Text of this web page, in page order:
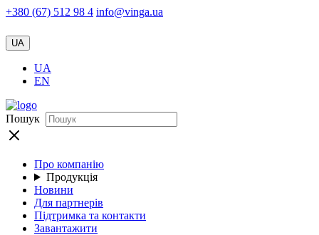
+380 (67) 512 98 4 info@vinga.ua
UA
UA
EN
Пошук
Про компанію
Продукція
Новини
Для партнерів
Підтримка та контакти
Завантажити